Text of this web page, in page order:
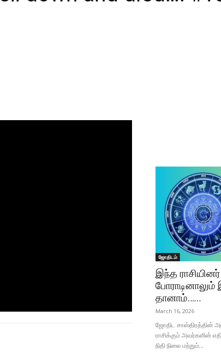
ஜோதிடம்
இந்த
போராடினாலும்
தானாம்…...
March 16, 2026
ஜோதிட சாஸ்திரத்தின்
ராசிக்கும் அவர்களின்
நிதி நிலை மற்றும்...